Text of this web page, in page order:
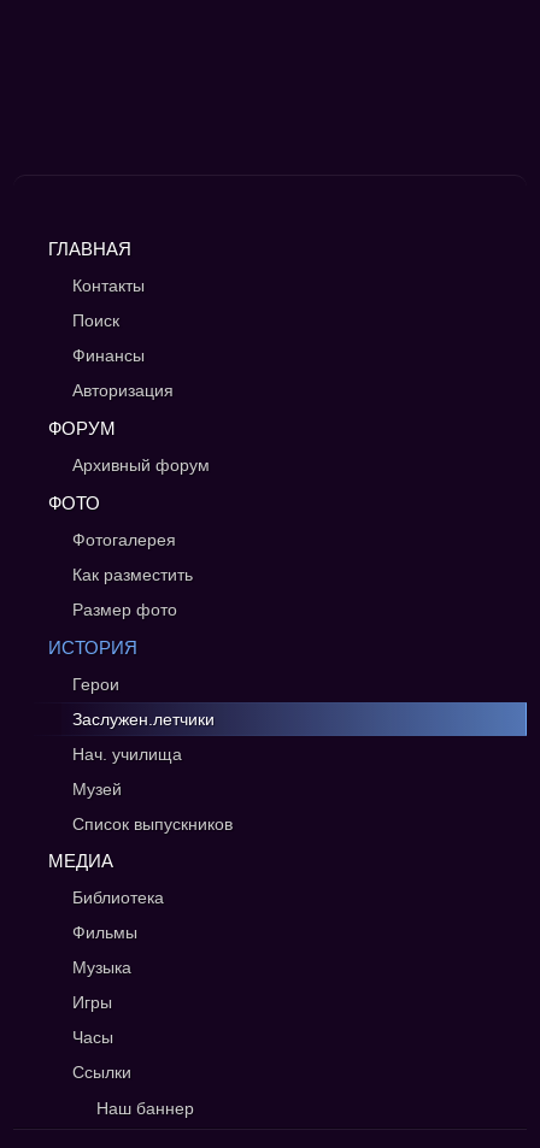
ГЛАВНАЯ
Контакты
Поиск
Финансы
Авторизация
ФОРУМ
Архивный форум
ФОТО
Фотогалерея
Как разместить
Размер фото
ИСТОРИЯ
Герои
Заслужен.летчики
Нач. училища
Музей
Список выпускников
МЕДИА
Библиотека
Фильмы
Музыка
Игры
Часы
Ссылки
Наш баннер